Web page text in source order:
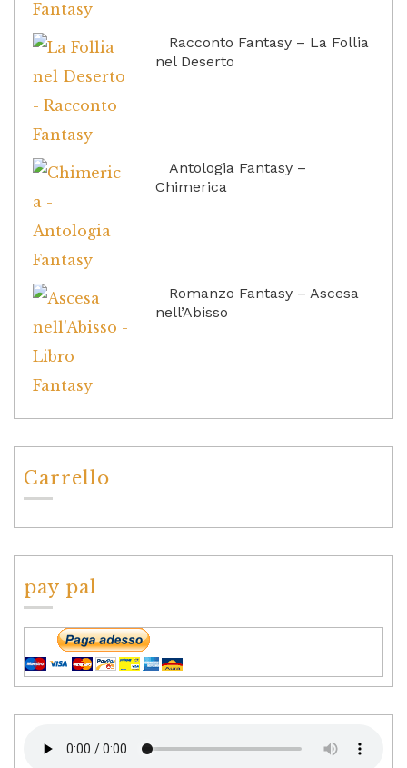
Racconto Fantasy – La Follia
nel Deserto
Antologia Fantasy –
Chimerica
Romanzo Fantasy – Ascesa
nell’Abisso
Carrello
pay pal